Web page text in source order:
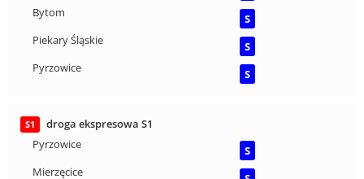
Bytom
S
Piekary Śląskie
S
Pyrzowice
S
S1
droga ekspresowa S1
Pyrzowice
S
Mierzęcice